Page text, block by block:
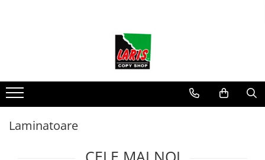
Instrumente de scris
Rollere & Finelinere
Rollere
Laminatoare